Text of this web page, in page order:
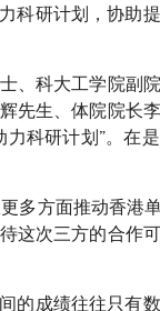
李慧
科研计划，协助
、科大工学院副
先生、体院院长
科研计划”。在
多方面推动香港
这次三方的合作
的成绩往往只有